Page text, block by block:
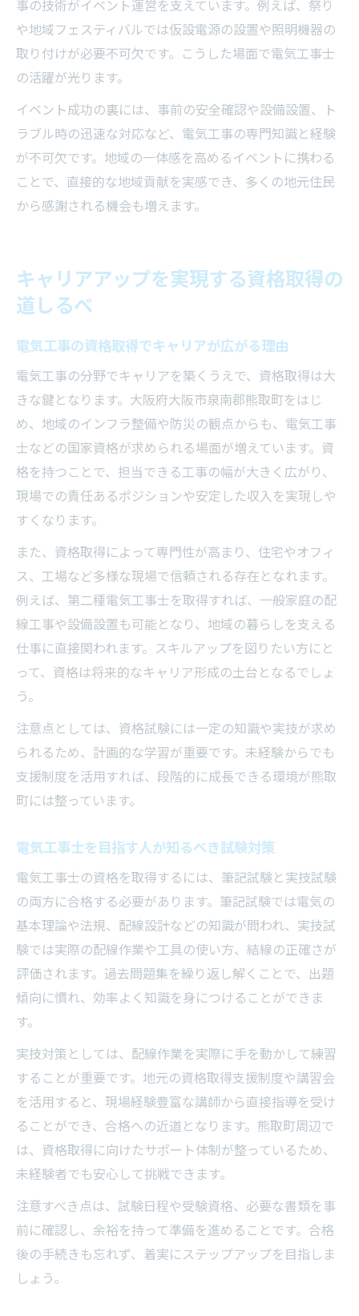
事の技術がイベント運営を支えています。例えば、祭り
や地域フェスティバルでは仮設電源の設置や照明機器の
取り付けが必要不可欠です。こうした場面で電気工事士
の活躍が光ります。
イベント成功の裏には、事前の安全確認や設備設置、ト
ラブル時の迅速な対応など、電気工事の専門知識と経験
が不可欠です。地域の一体感を高めるイベントに携わる
ことで、直接的な地域貢献を実感でき、多くの地元住民
から感謝される機会も増えます。
キャリアアップを実現する資格取得の
道しるべ
電気工事の資格取得でキャリアが広がる理由
電気工事の分野でキャリアを築くうえで、資格取得は大
きな鍵となります。大阪府大阪市泉南郡熊取町をはじ
め、地域のインフラ整備や防災の観点からも、電気工事
士などの国家資格が求められる場面が増えています。資
格を持つことで、担当できる工事の幅が大きく広がり、
現場での責任あるポジションや安定した収入を実現しや
すくなります。
また、資格取得によって専門性が高まり、住宅やオフィ
ス、工場など多様な現場で信頼される存在となれます。
例えば、第二種電気工事士を取得すれば、一般家庭の配
線工事や設備設置も可能となり、地域の暮らしを支える
仕事に直接関われます。スキルアップを図りたい方にと
って、資格は将来的なキャリア形成の土台となるでしょ
う。
注意点としては、資格試験には一定の知識や実技が求め
られるため、計画的な学習が重要です。未経験からでも
支援制度を活用すれば、段階的に成長できる環境が熊取
町には整っています。
電気工事士を目指す人が知るべき試験対策
電気工事士の資格を取得するには、筆記試験と実技試験
の両方に合格する必要があります。筆記試験では電気の
基本理論や法規、配線設計などの知識が問われ、実技試
験では実際の配線作業や工具の使い方、結線の正確さが
評価されます。過去問題集を繰り返し解くことで、出題
傾向に慣れ、効率よく知識を身につけることができま
す。
実技対策としては、配線作業を実際に手を動かして練習
することが重要です。地元の資格取得支援制度や講習会
を活用すると、現場経験豊富な講師から直接指導を受け
ることができ、合格への近道となります。熊取町周辺で
は、資格取得に向けたサポート体制が整っているため、
未経験者でも安心して挑戦できます。
注意すべき点は、試験日程や受験資格、必要な書類を事
前に確認し、余裕を持って準備を進めることです。合格
後の手続きも忘れず、着実にステップアップを目指しま
しょう。